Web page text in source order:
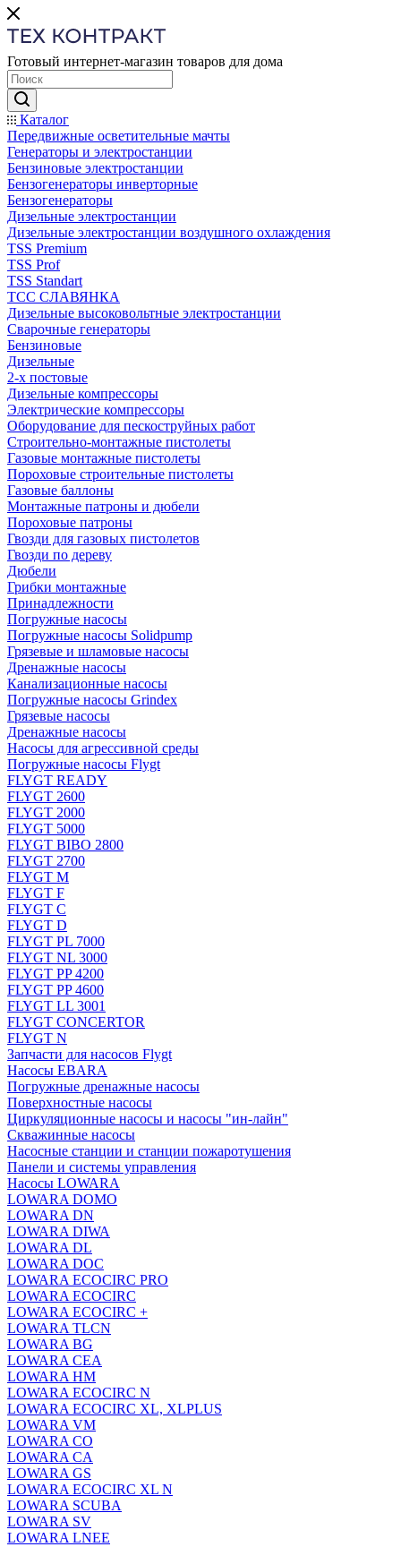
Готовый интернет-магазин товаров для дома
Каталог
Передвижные осветительные мачты
Генераторы и электростанции
Бензиновые электростанции
Бензогенераторы инверторные
Бензогенераторы
Дизельные электростанции
Дизельные электростанции воздушного охлаждения
TSS Premium
TSS Prof
TSS Standart
ТСС СЛАВЯНКА
Дизельные высоковольтные электростанции
Сварочные генераторы
Бензиновые
Дизельные
2-х постовые
Дизельные компрессоры
Электрические компрессоры
Оборудование для пескоструйных работ
Строительно-монтажные пистолеты
Газовые монтажные пистолеты
Пороховые строительные пистолеты
Газовые баллоны
Монтажные патроны и дюбели
Пороховые патроны
Гвозди для газовых пистолетов
Гвозди по дереву
Дюбели
Грибки монтажные
Принадлежности
Погружные насосы
Погружные насосы Solidpump
Грязевые и шламовые насосы
Дренажные насосы
Канализационные насосы
Погружные насосы Grindex
Грязевые насосы
Дренажные насосы
Насосы для агрессивной среды
Погружные насосы Flygt
FLYGT READY
FLYGT 2600
FLYGT 2000
FLYGT 5000
FLYGT BIBO 2800
FLYGT 2700
FLYGT M
FLYGT F
FLYGT C
FLYGT D
FLYGT PL 7000
FLYGT NL 3000
FLYGT PP 4200
FLYGT PP 4600
FLYGT LL 3001
FLYGT CONCERTOR
FLYGT N
Запчасти для насосов Flygt
Насосы EBARA
Погружные дренажные насосы
Поверхностные насосы
Циркуляционные насосы и насосы "ин-лайн"
Скважинные насосы
Насосные станции и станции пожаротушения
Панели и системы управления
Насосы LOWARA
LOWARA DOMO
LOWARA DN
LOWARA DIWA
LOWARA DL
LOWARA DOC
LOWARA ECOCIRC PRO
LOWARA ECOCIRC
LOWARA ECOCIRC +
LOWARA TLCN
LOWARA BG
LOWARA CEA
LOWARA HM
LOWARA ECOCIRC N
LOWARA ECOCIRC XL, XLPLUS
LOWARA VM
LOWARA CO
LOWARA CA
LOWARA GS
LOWARA ECOCIRC XL N
LOWARA SCUBA
LOWARA SV
LOWARA LNEE